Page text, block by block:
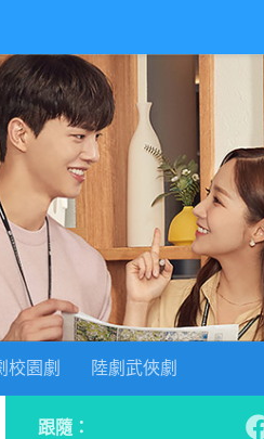
校園劇 陸劇武俠劇
跟隨：